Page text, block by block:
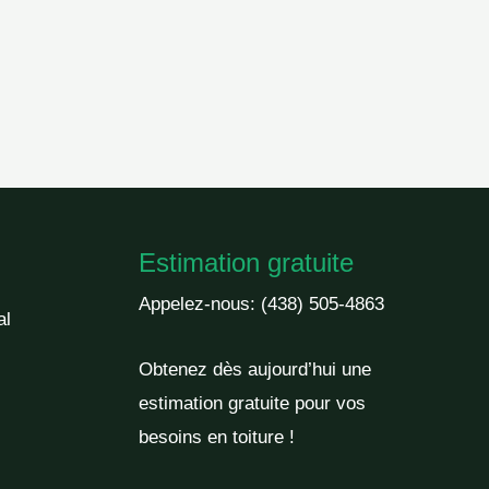
Estimation gratuite
Appelez-nous: (438) 505-4863
Obtenez dès aujourd’hui une
estimation gratuite pour vos
besoins en toiture !